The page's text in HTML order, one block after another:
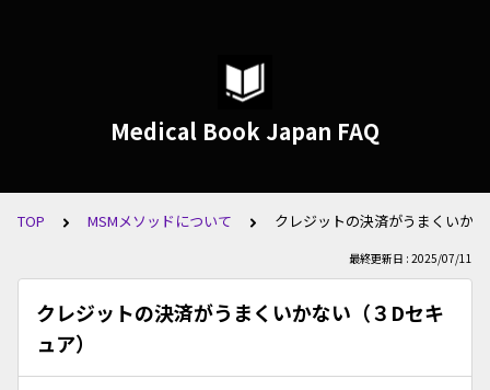
Medical Book Japan FAQ
TOP MSMメソッドについて クレジットの決済がうまくいか
最終更新日 : 2025/07/11
クレジットの決済がうまくいかない（３Dセキ
ュア）